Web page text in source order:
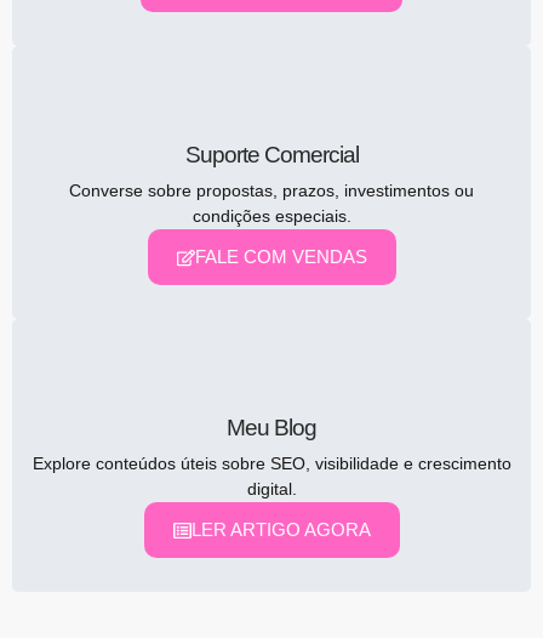
Suporte Comercial
Converse sobre propostas, prazos, investimentos ou
condições especiais.
FALE COM VENDAS
Meu Blog
Explore conteúdos úteis sobre SEO, visibilidade e crescimento
digital.
LER ARTIGO AGORA